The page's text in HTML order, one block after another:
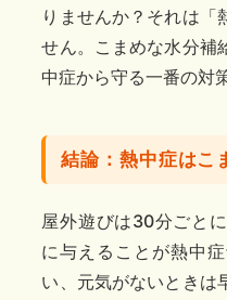
りませんか？それは「
せん。こまめな水分補
中症から守る一番の対
結論：熱中症はこ
屋外遊びは30分ごと
に与えることが熱中
い、元気がないときは